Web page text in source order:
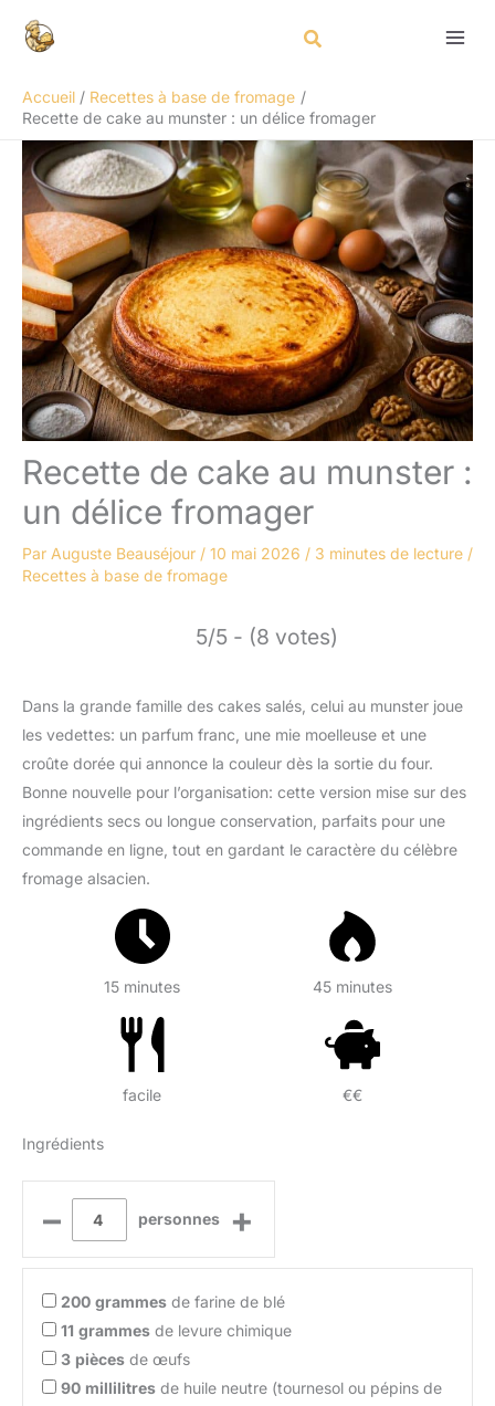
Accueil
Recettes à base de fromage
Recette de cake au munster : un délice fromager
Recette de cake au munster :
un délice fromager
Par Auguste Beauséjour / 10 mai 2026 / 3 minutes de lecture /
Recettes à base de fromage
5/5 - (8 votes)
Dans la grande famille des cakes salés, celui au munster joue
les vedettes: un parfum franc, une mie moelleuse et une
croûte dorée qui annonce la couleur dès la sortie du four.
Bonne nouvelle pour l’organisation: cette version mise sur des
ingrédients secs ou longue conservation, parfaits pour une
commande en ligne, tout en gardant le caractère du célèbre
fromage alsacien.
15 minutes 45 minutes
facile €€
Ingrédients
– personnes +
200 grammes de farine de blé
11 grammes de levure chimique
3 pièces de œufs
90 millilitres de huile neutre (tournesol ou pépins de